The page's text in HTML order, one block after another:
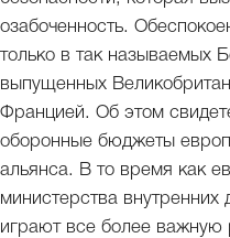
озабоченность.
только в так называемых
выпущенных
Францией. Об этом
оборонные бюджеты
альянса. В то время как
министерства внутренних
играют все более важную